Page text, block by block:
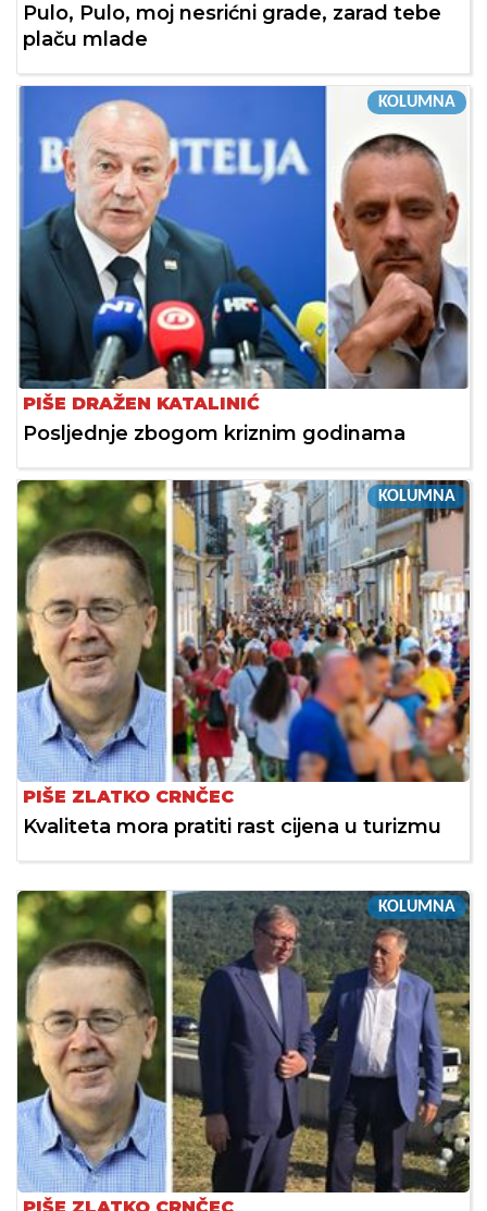
Pulo, Pulo, moj nesrićni grade, zarad tebe
plaču mlade
KOLUMNA
PIŠE DRAŽEN KATALINIĆ
Posljednje zbogom kriznim godinama
KOLUMNA
PIŠE ZLATKO CRNČEC
Kvaliteta mora pratiti rast cijena u turizmu
KOLUMNA